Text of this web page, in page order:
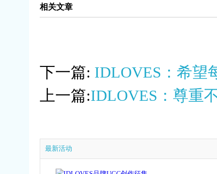
相关文章
下一篇: IDLOVES：希望
上一篇:IDLOVES：尊重
最新活动